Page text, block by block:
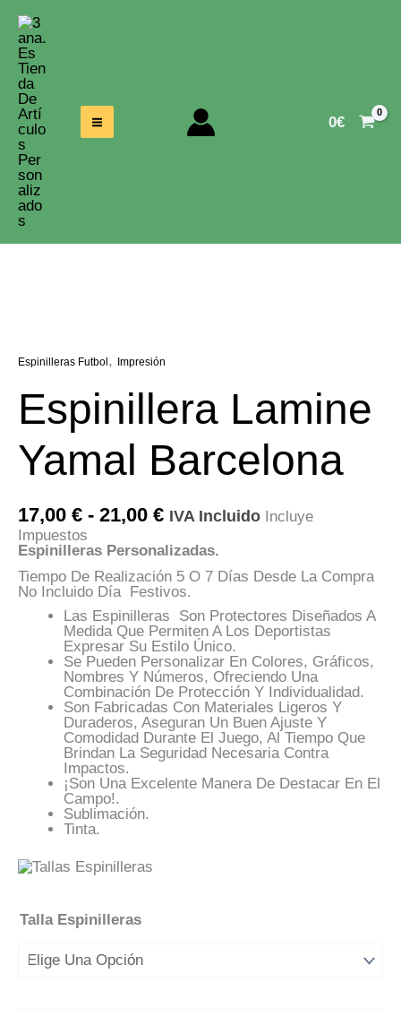
Contenido
0€
Espinilleras Futbol , Impresión
Espinillera Lamine
Yamal Barcelona
17,00 € - 21,00 €Rango
De
Precios:
Desde
17,00 €
Hasta
21,00 €
IVA Incluido Incluye
Impuestos
Espinilleras Personalizadas.
Tiempo De Realización 5 O 7 Días Desde La Compra
No Incluido Día Festivos.
Las Espinilleras Son Protectores Diseñados A
Medida Que Permiten A Los Deportistas
Expresar Su Estilo Único.
Se Pueden Personalizar En Colores, Gráficos,
Nombres Y Números, Ofreciendo Una
Combinación De Protección Y Individualidad.
Son Fabricadas Con Materiales Ligeros Y
Duraderos, Aseguran Un Buen Ajuste Y
Comodidad Durante El Juego, Al Tiempo Que
Brindan La Seguridad Necesaria Contra
Impactos.
¡Son Una Excelente Manera De Destacar En El
Campo!.
Sublimación.
Tinta.
Talla Espinilleras